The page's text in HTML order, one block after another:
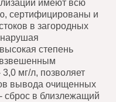
имеют всю
сертифицированы и
в загородных
степень
взвешенным
3,0 мг/л, позволяет
вывода очищенных
сброс в близлежащий